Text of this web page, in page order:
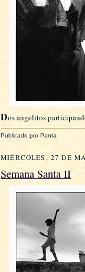
Dos angelitos
Publicado porPanta
MIÉRCOLES, 27 DE
Semana Santa II